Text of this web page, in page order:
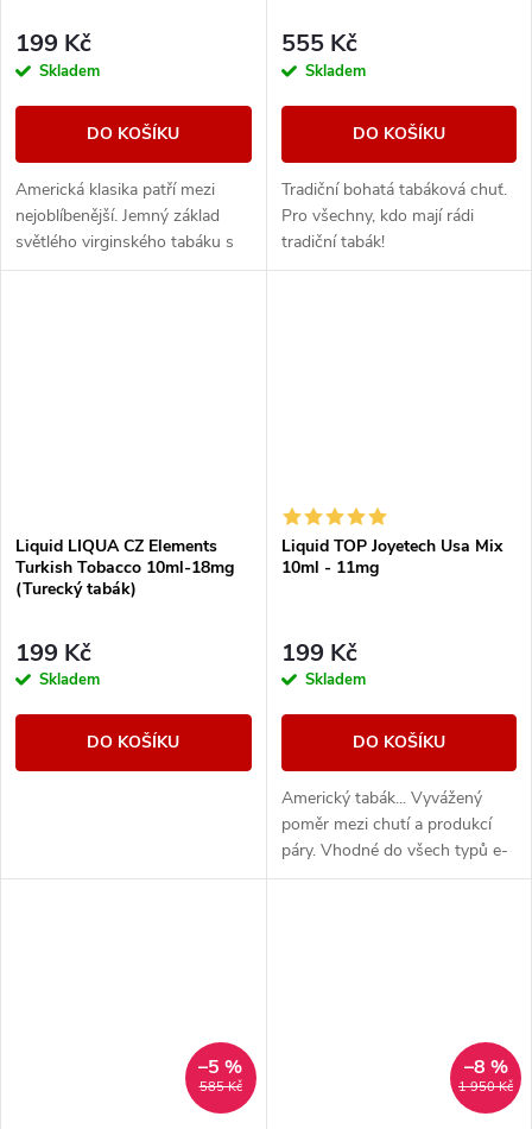
199 Kč
Skladem
DO KOŠÍKU
Americká klasika patří mezi
nejoblíbenější. Jemný základ
světlého virginského tabáku s
sebou nese nenápadné lehce
555 Kč
Skladem
DO KOŠÍKU
Tradiční bohatá tabáková chuť.
Pro všechny, kdo mají rádi
tradiční tabák!
Liquid LIQUA CZ Elements
Turkish Tobacco 10ml-18mg
(Turecký tabák)
199 Kč
Skladem
DO KOŠÍKU
Liquid TOP Joyetech Usa Mix
10ml - 11mg
199 Kč
Skladem
DO KOŠÍKU
Americký tabák... Vyvážený
poměr mezi chutí a produkcí
páry. Vhodné do všech typů e-
cigaret
585 Kč
–5 %
1 950 Kč
–8 %